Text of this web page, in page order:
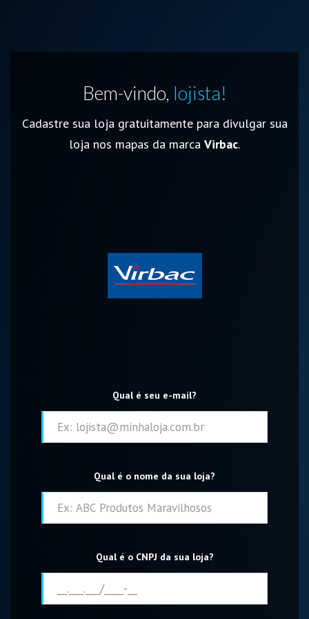
Bem-vindo, lojista!
Cadastre sua loja gratuitamente para divulgar sua
loja nos mapas da marca Virbac.
Qual é seu e-mail?
Qual é o nome da sua loja?
Qual é o CNPJ da sua loja?